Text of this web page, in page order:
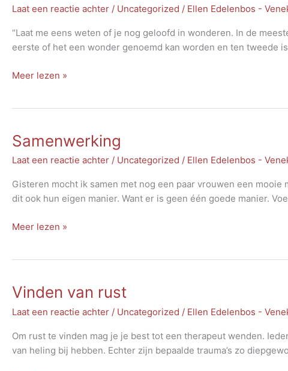
Laat een reactie achter / Uncategorized / Ellen Edelenbos -
“Laat me eens weten of je nog geloofd in wonderen. In de
eerste of het een wonder genoemd kan worden en ten tweede
Bestaan
Meer lezen »
Samenwerking
Laat een reactie achter / Uncategorized / Ellen Edelenbos -
Gisteren mocht ik samen met nog een paar vrouwen een
dit ook hun eigen manier. Want er is geen één goede manier.
Samenwerking
Meer lezen »
Vinden van rust
Laat een reactie achter / Uncategorized / Ellen Edelenbos -
Om rust te vinden mag je je best tot een therapeut wenden.
van heling bij hebben. Echter zijn bepaalde trauma’s zo